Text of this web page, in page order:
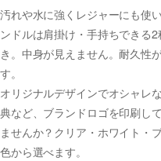
汚れや水に強くレジャーにも使
ンドルは肩掛け・手持ちできる
き。中身が見えません。耐久性
す。
オリジナルデザインでオシャレ
典など、ブランドロゴを印刷し
ませんか？クリア・ホワイト・
色から選べます。